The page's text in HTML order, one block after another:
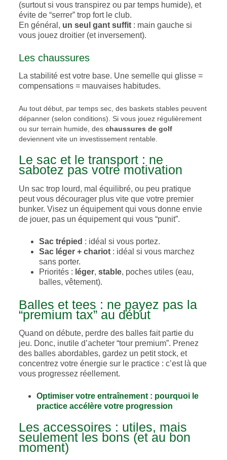
(surtout si vous transpirez ou par temps humide), et
évite de “serrer” trop fort le club.
En général, un seul gant suffit: main gauche si
vous jouez droitier (et inversement).
Les chaussures
La stabilité est votre base. Une semelle qui glisse =
compensations = mauvaises habitudes.
Au tout début, par temps sec, des baskets stables peuvent
dépanner (selon conditions). Si vous jouez régulièrement
ou sur terrain humide, des chaussures de golf
deviennent vite un investissement rentable.
Le sac et le transport : ne
sabotez pas votre motivation
Un sac trop lourd, mal équilibré, ou peu pratique
peut vous décourager plus vite que votre premier
bunker. Visez un équipement qui vous donne envie
de jouer, pas un équipement qui vous “punit”.
Sac trépied : idéal si vous portez.
Sac léger + chariot: idéal si vous marchez
sans porter.
Priorités : léger, stable, poches utiles (eau,
balles, vêtement).
Balles et tees : ne payez pas la
“premium tax” au début
Quand on débute, perdre des balles fait partie du
jeu. Donc, inutile d’acheter “tour premium”. Prenez
des balles abordables, gardez un petit stock, et
concentrez votre énergie sur le practice : c’est là que
vous progressez réellement.
Optimiser votre entraînement : pourquoi le
practice accélère votre progression
Les accessoires : utiles, mais
seulement les bons (et au bon
moment)